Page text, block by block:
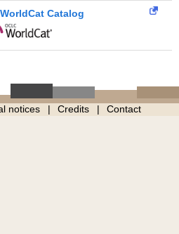
Catalog
notices Credits Contact